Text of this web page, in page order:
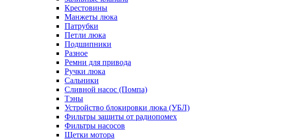
Крестовины
Манжеты люка
Патрубки
Петли люка
Подшипники
Разное
Ремни для привода
Ручки люка
Сальники
Сливной насос (Помпа)
Тэны
Устройство блокировки люка (УБЛ)
Фильтры защиты от радиопомех
Фильтры насосов
Щетки мотора